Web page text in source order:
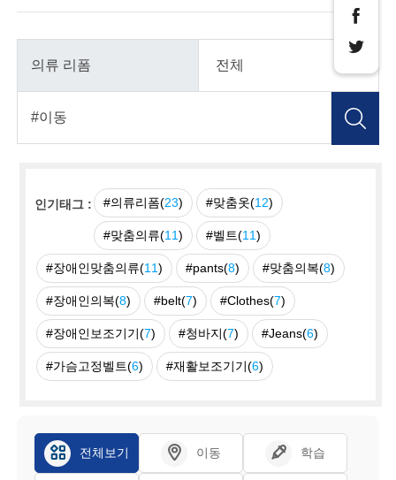
인기태그 : #의류리폼(23) #맞춤옷(12)
#맞춤의류(11) #벨트(11)
#장애인맞춤의류(11) #pants(8) #맞춤의복(8)
#장애인의복(8) #belt(7) #Clothes(7)
#장애인보조기기(7) #청바지(7) #Jeans(6)
#가슴고정벨트(6) #재활보조기기(6)
전체보기 이동 학습